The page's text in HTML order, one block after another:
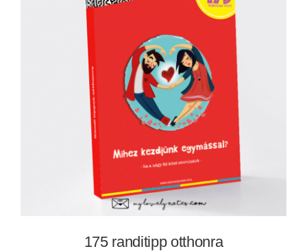
175 randitipp otthonra
175 randitipp otthonra